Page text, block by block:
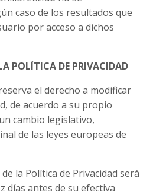
caso de los resultados que
por acceso a dichos
POLÍTICA DE PRIVACIDAD
el derecho a modificar
de acuerdo a su propio
cambio legislativo,
de las leyes europeas de
la Política de Privacidad será
días antes de su efectiva